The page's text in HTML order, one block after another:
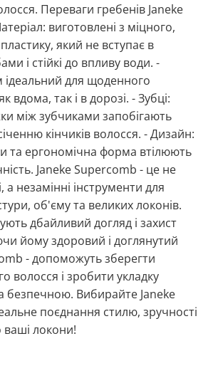
Переваги гребенів Janeke
виготовлені з міцного,
який не вступає в
і стійкі до впливу води. -
ідеальний для щоденного
вдома, так і в дорозі. - Зубці:
між зубчиками запобігають
кінчиків волосся. - Дизайн:
та ергономічна форма втілюють
Janeke Supercomb - це не
а незамінні інструменти для
об'єму та великих локонів.
дбайливий догляд і захист
йому здоровий і доглянутий
- допоможуть зберегти
волосся і зробити укладку
безпечною. Вибирайте Janeke
поєднання стилю, зручності
локони!